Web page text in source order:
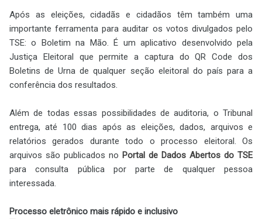
Após as eleições, cidadãs e cidadãos têm também uma
importante ferramenta para auditar os votos divulgados pelo
TSE: o Boletim na Mão. É um aplicativo desenvolvido pela
Justiça Eleitoral que permite a captura do QR Code dos
Boletins de Urna de qualquer seção eleitoral do país para a
conferência dos resultados.
Além de todas essas possibilidades de auditoria, o Tribunal
entrega, até 100 dias após as eleições, dados, arquivos e
relatórios gerados durante todo o processo eleitoral. Os
arquivos são publicados no Portal de Dados Abertos do TSE
para consulta pública por parte de qualquer pessoa
interessada.
Processo eletrônico mais rápido e inclusivo